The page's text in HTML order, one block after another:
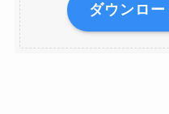
ダウンロ